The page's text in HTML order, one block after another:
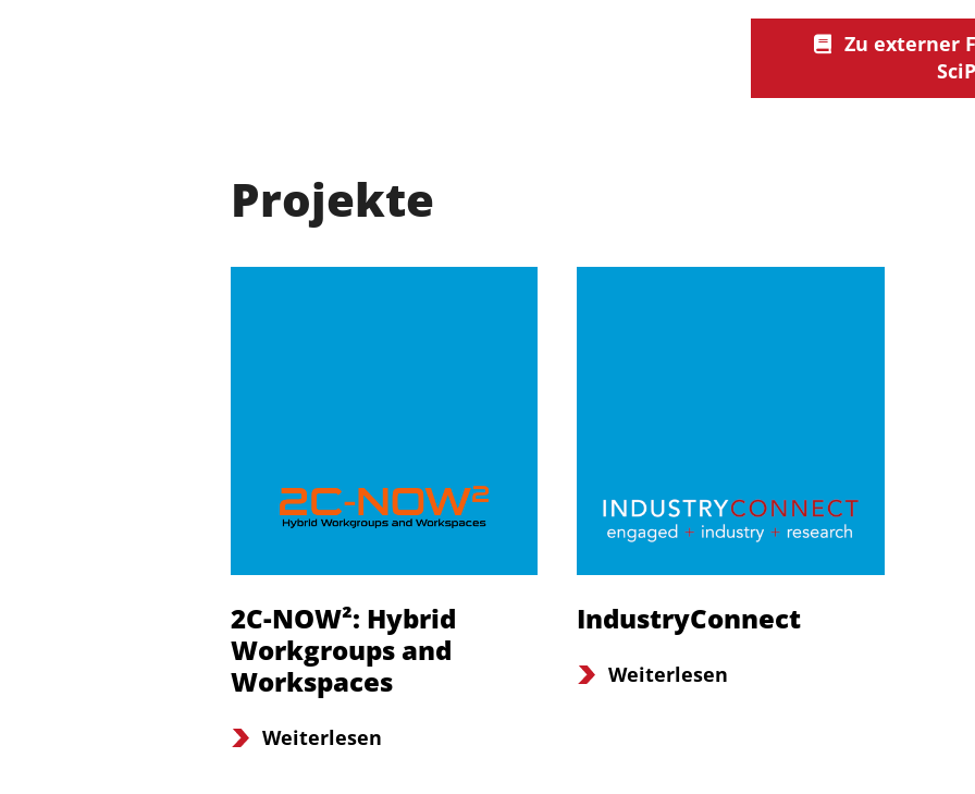
Zu externer
Projekte
2C-NOW²: Hybrid
Workgroups and
Workspaces
Weiterlesen
IndustryConnect
Weiterlesen